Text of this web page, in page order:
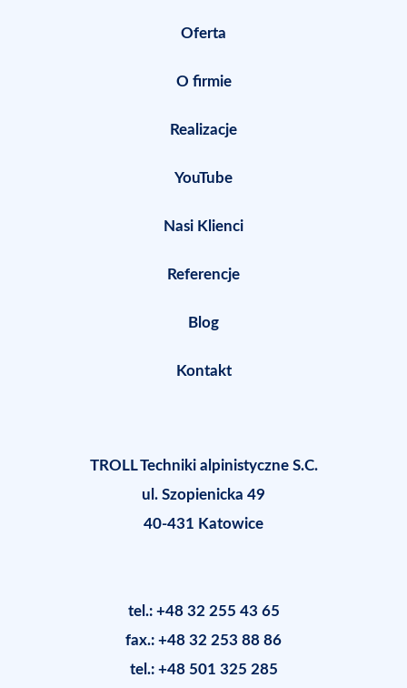
Oferta
O firmie
Realizacje
YouTube
Nasi Klienci
Referencje
Blog
Kontakt
TROLL Techniki alpinistyczne S.C.
ul. Szopienicka 49
40-431 Katowice
tel.: +48 32 255 43 65
fax.: +48 32 253 88 86
tel.: +48 501 325 285